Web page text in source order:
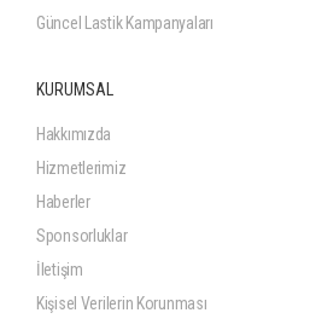
Güncel Lastik Kampanyaları
KURUMSAL
Hakkımızda
Hizmetlerimiz
Haberler
Sponsorluklar
İletişim
Kişisel Verilerin Korunması